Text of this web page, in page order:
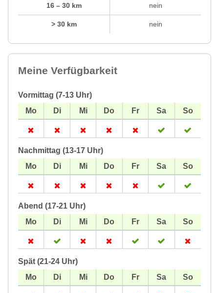
16 – 30 km
> 30 km
nein
nein
Meine Verfügbarkeit
Vormittag (7-13 Uhr)
Nachmittag (13-17 Uhr)
Abend (17-21 Uhr)
Spät (21-24 Uhr)